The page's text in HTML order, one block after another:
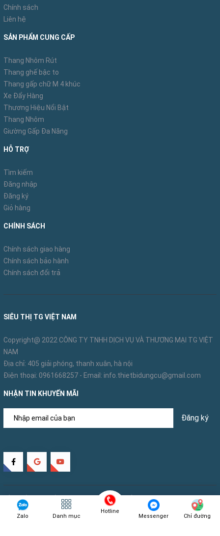
Chính sách
Liên hệ
SẢN PHẨM CUNG CẤP
Thang Nhôm Rút
Thang ghế bậc to
Thang gấp chữ M 4 khúc
Xe Đẩy Hàng
Thương Hiệu Nổi Bật
Thang Nhôm
Giường Gấp Đa Năng
HỖ TRỢ
Tìm kiếm
Đăng nhập
Đăng ký
Giỏ hàng
CHÍNH SÁCH
Chính sách giao hàng
Chính sách bảo hành
Chính sách đổi trả
SIÊU THỊ TG VIỆT NAM
Copyright@ 2022 CÔNG TY TNHH DỊCH VỤ VÀ THƯƠNG MẠI TG VIỆT
NAM
Địa chỉ: 405 giải phóng, thanh xuân, hà nội
Điện thoại: 0961668257 - Email: info.thietbidungcu@gmail.com
NHẬN TIN KHUYẾN MÃI
Đăng ký
Bản quyền thuộc về TG Việt Nam Cung cấp bởi Sapo
Zalo Danh mục
Hotline
Messenger Chỉ đường